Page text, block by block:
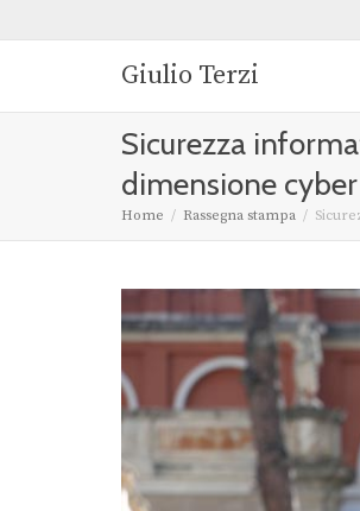
Giulio Terzi
Sicurezza
dimensione
Home Rassegna stampa